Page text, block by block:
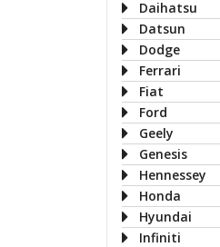
Daihatsu
Datsun
Dodge
Ferrari
Fiat
Ford
Geely
Genesis
Hennessey
Honda
Hyundai
Infiniti